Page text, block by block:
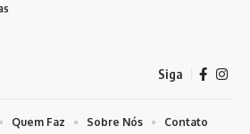
Siga
Quem Faz Sobre Nós Contato